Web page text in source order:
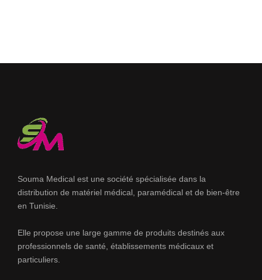
Souma Medical est une société spécialisée dans la
distribution de matériel médical, paramédical et de bien-être
en Tunisie.
Elle propose une large gamme de produits destinés aux
professionnels de santé, établissements médicaux et
particuliers.